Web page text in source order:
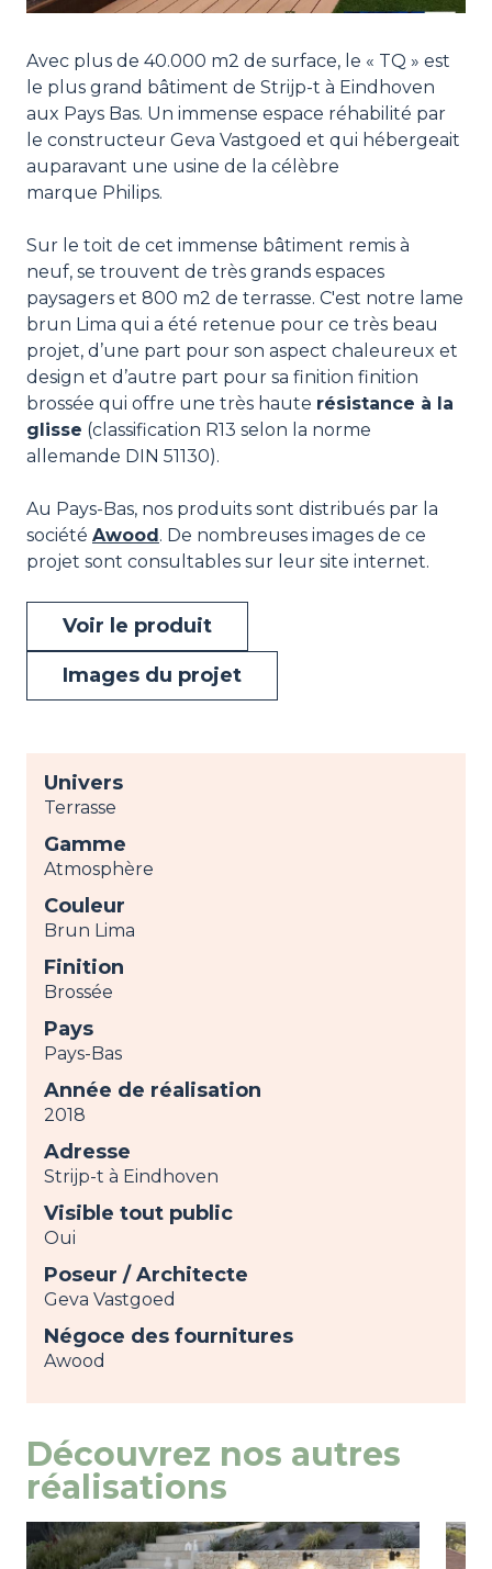
Avec plus de 40.000 m2 de surface, le « TQ » est
le plus grand bâtiment de Strijp-t à Eindhoven
aux Pays Bas. Un immense espace réhabilité par
le constructeur Geva Vastgoed et qui hébergeait
auparavant une usine de la célèbre
marque Philips.
Sur le toit de cet immense bâtiment remis à
neuf, se trouvent de très grands espaces
paysagers et 800 m2 de terrasse. C'est notre lame
brun Lima qui a été retenue pour ce très beau
projet, d’une part pour son aspect chaleureux et
design et d’autre part pour sa finition finition
brossée qui offre une très haute résistance à la
glisse (classification R13 selon la norme
allemande DIN 51130).
Au Pays-Bas, nos produits sont distribués par la
société Awood. De nombreuses images de ce
projet sont consultables sur leur site internet.
Voir le produit
Images du projet
Univers
Terrasse
Gamme
Atmosphère
Couleur
Brun Lima
Finition
Brossée
Pays
Pays-Bas
Année de réalisation
2018
Adresse
Strijp-t à Eindhoven
Visible tout public
Oui
Poseur / Architecte
Geva Vastgoed
Négoce des fournitures
Awood
Découvrez nos autres
réalisations
Image
view view